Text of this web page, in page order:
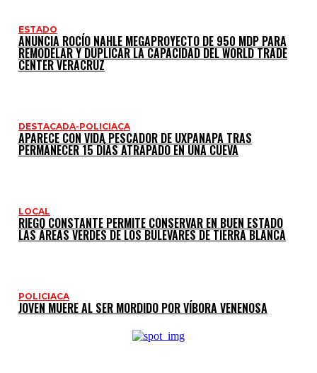
ESTADO
ANUNCIA ROCÍO NAHLE MEGAPROYECTO DE 950 MDP PARA
REMODELAR Y DUPLICAR LA CAPACIDAD DEL WORLD TRADE
CENTER VERACRUZ
DESTACADA-POLICIACA
APARECE CON VIDA PESCADOR DE UXPANAPA TRAS
PERMANECER 15 DÍAS ATRAPADO EN UNA CUEVA
LOCAL
RIEGO CONSTANTE PERMITE CONSERVAR EN BUEN ESTADO
LAS ÁREAS VERDES DE LOS BULEVARES DE TIERRA BLANCA
POLICIACA
JOVEN MUERE AL SER MORDIDO POR VÍBORA VENENOSA